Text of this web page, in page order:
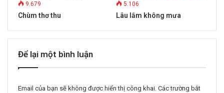
9.679
Chùm thơ thu
5.106
Lâu lắm không mưa
Để lại một bình luận
Email của bạn sẽ không được hiển thị công khai. Các trường bắt